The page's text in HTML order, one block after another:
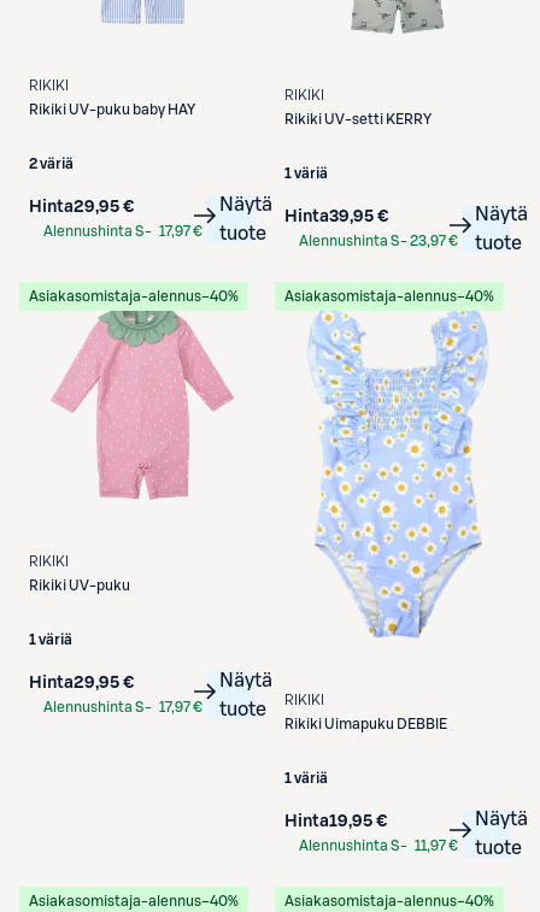
RIKIKI
RikikiUV-puku baby HAY
2 väriä
Hinta29,95 €
Alennushinta S- 17,97 €
Näytä
tuote
RIKIKI
RikikiUV-setti KERRY
1 väriä
Hinta39,95 €
Alennushinta S-23,97 €
Näytä
tuote
Asiakasomistaja-alennus−40%
RIKIKI
RikikiUV-puku
1 väriä
Hinta29,95 €
Alennushinta S- 17,97 €
Näytä
tuote
Asiakasomistaja-alennus−40%
RIKIKI
RikikiUimapuku DEBBIE
1 väriä
Hinta19,95 €
Alennushinta S- 11,97 €
Näytä
tuote
Asiakasomistaja-alennus−40% Asiakasomistaja-alennus−40%